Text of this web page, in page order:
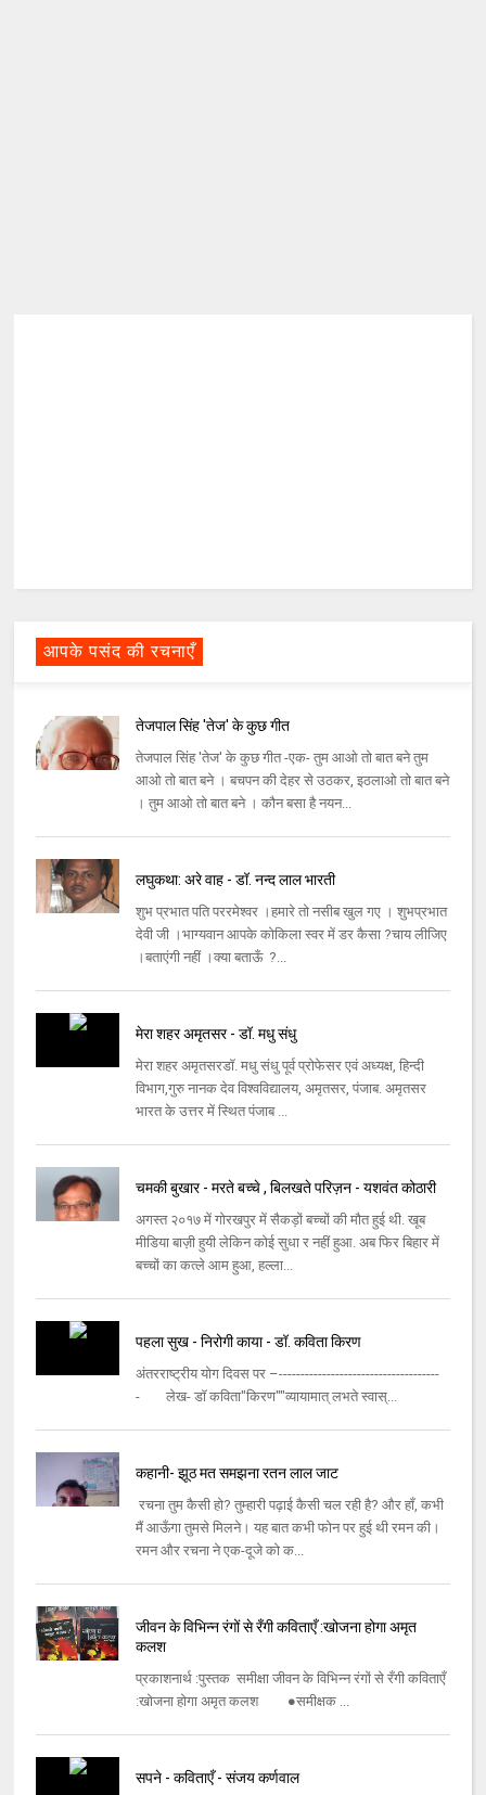
आपके पसंद की रचनाएँ
तेजपाल सिंह 'तेज' के कुछ गीत
तेजपाल सिंह 'तेज' के कुछ गीत -एक- तुम आओ तो बात बने तुम
आओ तो बात बने । बचपन की देहर से उठकर, इठलाओ तो बात बने
। तुम आओ तो बात बने । कौन बसा है नयन...
लघुकथा: अरे वाह - डॉ. नन्द लाल भारती
शुभ प्रभात पति पररमेश्वर ।हमारे तो नसीब खुल गए । शुभप्रभात
देवी जी ।भाग्यवान आपके कोकिला स्वर में डर कैसा ?चाय लीजिए
।बताएंगी नहीं ।क्या बताऊँ ?...
मेरा शहर अमृतसर - डॉ. मधु संधु
मेरा शहर अमृतसरडॉ. मधु संधु पूर्व प्रोफेसर एवं अध्यक्ष, हिन्दी
विभाग,गुरु नानक देव विश्वविद्यालय, अमृतसर, पंजाब. अमृतसर
भारत के उत्तर में स्थित पंजाब ...
चमकी बुखार - मरते बच्चे , बिलखते परिज़न - यशवंत कोठारी
अगस्त २०१७ में गोरखपुर में सैकड़ों बच्चों की मौत हुई थी. खूब
मीडिया बाज़ी हुयी लेकिन कोई सुधा र नहीं हुआ. अब फिर बिहार में
बच्चों का कत्ले आम हुआ, हल्ला...
पहला सुख - निरोगी काया - डॉ. कविता किरण
अंतरराष्ट्रीय योग दिवस पर –-------------------------------------
- लेख- डॉ कविता"किरण""व्यायामात् लभते स्वास्...
कहानी- झूठ मत समझना रतन लाल जाट
रचना तुम कैसी हो? तुम्हारी पढ़ाई कैसी चल रही है? और हाँ, कभी
मैं आऊँगा तुमसे मिलने। यह बात कभी फोन पर हुई थी रमन की।
रमन और रचना ने एक-दूजे को क...
जीवन के विभिन्न रंगों से रँगी कविताएँ :खोजना होगा अमृत
कलश
प्रकाशनार्थ :पुस्तक समीक्षा जीवन के विभिन्न रंगों से रँगी कविताएँ
:खोजना होगा अमृत कलश ●समीक्षक ...
सपने - कविताएँ - संजय कर्णवाल